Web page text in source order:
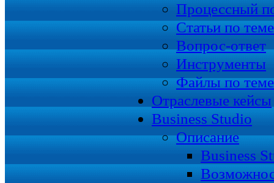
Процессный
Статьи по теме
Вопрос-ответ
Инструменты
Файлы по теме
Отраслевые кейсы
Business Studio
Описание
Business